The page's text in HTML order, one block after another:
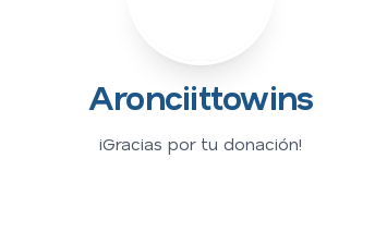
Aronciittowins
¡Gracias por tu donación!